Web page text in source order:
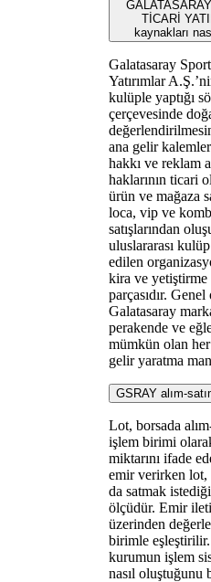
TİCARİ
kaynakları
Galatasaray
Yatırımlar
kulüple yaptığı
çerçevesinde
ana gelir
hakkı ve reklam
haklarının ticari
ürün ve mağaza
loca, vip ve
satışlarından
uluslararası
edilen
kira ve yetiştirme
parçasıdır.
Galatasaray
perakende ve
mümkün olan
gelir yaratma
GSRAY alım-
Lot, borsada
işlem birimi
miktarını ifade
emir verirken lot,
da satmak
ölçüdür. Emir
üzerinden
birimle eşleştirilir.
kurumun işlem
nasıl oluştuğunu